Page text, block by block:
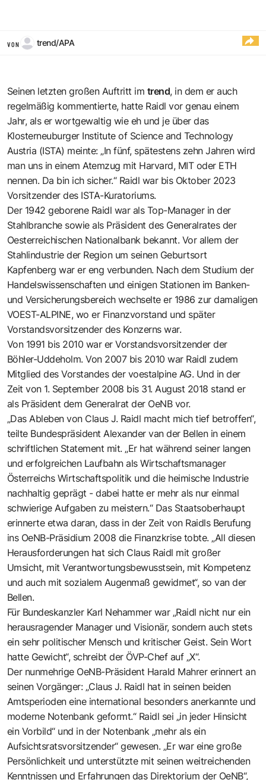
VON trend/APA
Seinen letzten großen Auftritt im trend, in dem er auch
regelmäßig kommentierte, hatte Raidl vor genau einem
Jahr, als er wortgewaltig wie eh und je über das
Klosterneuburger Institute of Science and Technology
Austria (ISTA) meinte: „In fünf, spätestens zehn Jahren wird
man uns in einem Atemzug mit Harvard, MIT oder ETH
nennen. Da bin ich sicher.“ Raidl war bis Oktober 2023
Vorsitzender des ISTA-Kuratoriums.
Der 1942 geborene Raidl war als Top-Manager in der
Stahlbranche sowie als Präsident des Generalrates der
Oesterreichischen Nationalbank bekannt. Vor allem der
Stahlindustrie der Region um seinen Geburtsort
Kapfenberg war er eng verbunden. Nach dem Studium der
Handelswissenschaften und einigen Stationen im Banken-
und Versicherungsbereich wechselte er 1986 zur damaligen
VOEST-ALPINE, wo er Finanzvorstand und später
Vorstandsvorsitzender des Konzerns war.
Von 1991 bis 2010 war er Vorstandsvorsitzender der
Böhler-Uddeholm. Von 2007 bis 2010 war Raidl zudem
Mitglied des Vorstandes der voestalpine AG. Und in der
Zeit von 1. September 2008 bis 31. August 2018 stand er
als Präsident dem Generalrat der OeNB vor.
„Das Ableben von Claus J. Raidl macht mich tief betroffen“,
teilte Bundespräsident Alexander van der Bellen in einem
schriftlichen Statement mit. „Er hat während seiner langen
und erfolgreichen Laufbahn als Wirtschaftsmanager
Österreichs Wirtschaftspolitik und die heimische Industrie
nachhaltig geprägt - dabei hatte er mehr als nur einmal
schwierige Aufgaben zu meistern.“ Das Staatsoberhaupt
erinnerte etwa daran, dass in der Zeit von Raidls Berufung
ins OeNB-Präsidium 2008 die Finanzkrise tobte. „All diesen
Herausforderungen hat sich Claus Raidl mit großer
Umsicht, mit Verantwortungsbewusstsein, mit Kompetenz
und auch mit sozialem Augenmaß gewidmet“, so van der
Bellen.
Für Bundeskanzler Karl Nehammer war „Raidl nicht nur ein
herausragender Manager und Visionär, sondern auch stets
ein sehr politischer Mensch und kritischer Geist. Sein Wort
hatte Gewicht“, schreibt der ÖVP-Chef auf „X“.
Der nunmehrige OeNB-Präsident Harald Mahrer erinnert an
seinen Vorgänger: „Claus J. Raidl hat in seinen beiden
Amtsperioden eine international besonders anerkannte und
moderne Notenbank geformt.“ Raidl sei „in jeder Hinsicht
ein Vorbild“ und in der Notenbank „mehr als ein
Aufsichtsratsvorsitzender“ gewesen. „Er war eine große
Persönlichkeit und unterstützte mit seinen weitreichenden
Kenntnissen und Erfahrungen das Direktorium der OeNB“,